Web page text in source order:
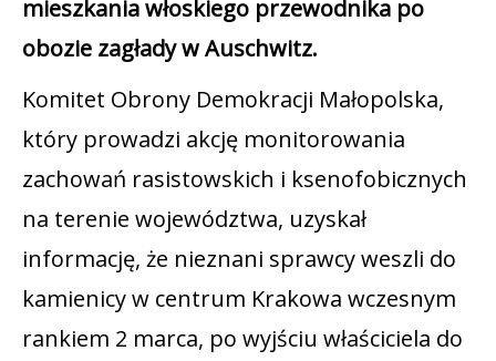
mieszkania włoskiego przewodnika po
obozie zagłady w Auschwitz.
Komitet Obrony Demokracji Małopolska,
który prowadzi akcję monitorowania
zachowań rasistowskich i ksenofobicznych
na terenie województwa, uzyskał
informację, że nieznani sprawcy weszli do
kamienicy w centrum Krakowa wczesnym
rankiem 2 marca, po wyjściu właściciela do